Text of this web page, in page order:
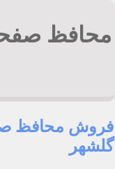
محافظ
فروش محافظ
گلشهر